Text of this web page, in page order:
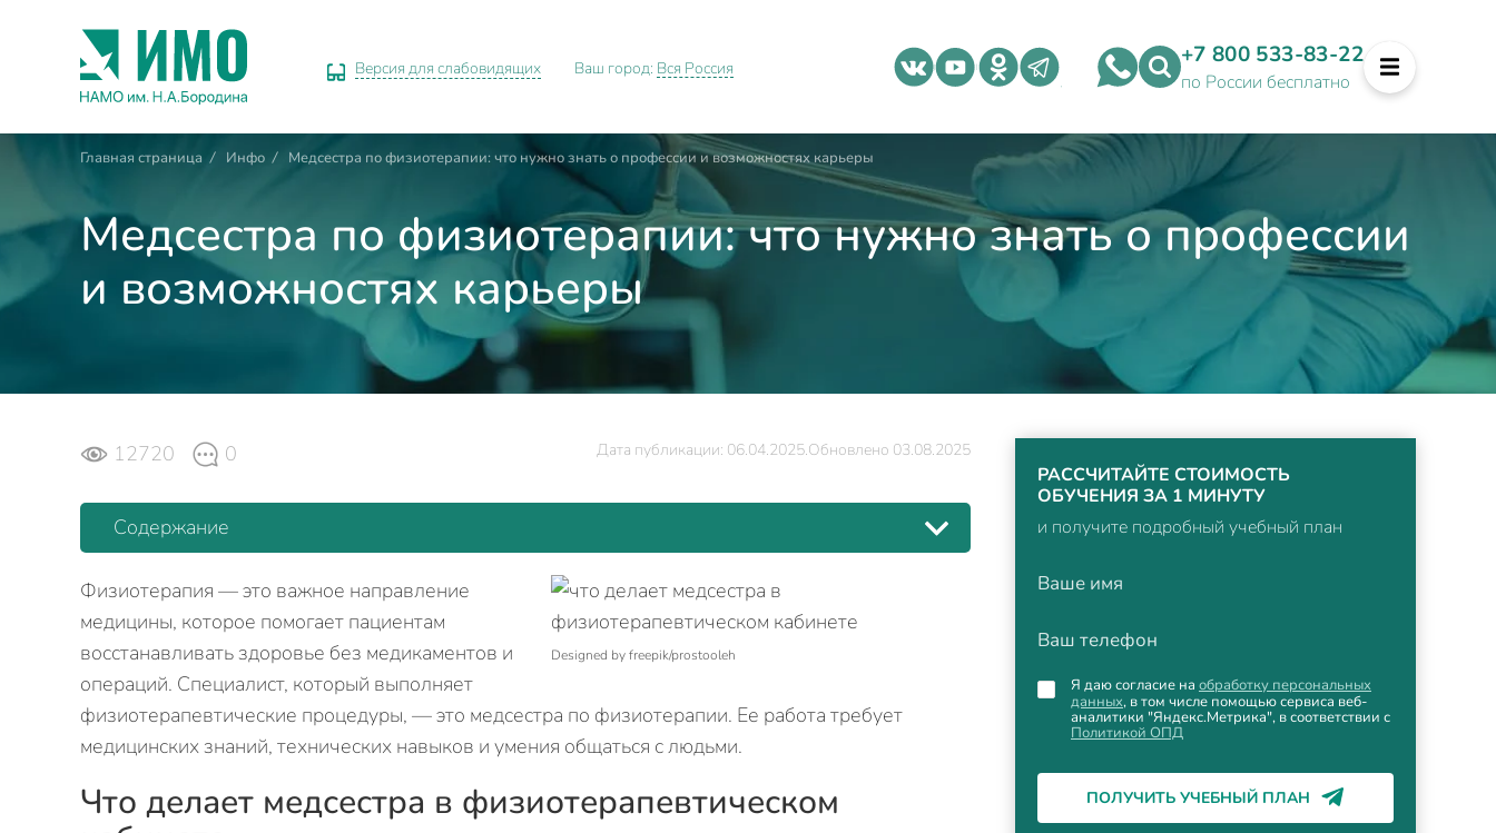
Версия для слабовидящих Ваш город: Вся Россия +7 800 533-83-22
по России бесплатно
Главная страница / Инфо / Медсестра по физиотерапии: что нужно знать о профессии и возможностях карьеры
Медсестра по физиотерапии: что нужно знать о профессии
и возможностях карьеры
12720 0 Дата публикации: 06.04.2025.Обновлено 03.08.2025
Содержание
Designed by freepik/prostooleh
Физиотерапия — это важное направление
медицины, которое помогает пациентам
восстанавливать здоровье без медикаментов и
операций. Специалист, который выполняет
физиотерапевтические процедуры, — это медсестра по физиотерапии. Ее работа требует
медицинских знаний, технических навыков и умения общаться с людьми.
Что делает медсестра в физиотерапевтическом
РАССЧИТАЙТЕ СТОИМОСТЬ
ОБУЧЕНИЯ ЗА 1 МИНУТУ
и получите подробный учебный план
Ваше имя
Ваш телефон
Я даю согласие на обработку персональных
данных, в том числе помощью сервиса веб-
аналитики "Яндекс.Метрика", в соответствии с
Политикой ОПД
ПОЛУЧИТЬ УЧЕБНЫЙ ПЛАН